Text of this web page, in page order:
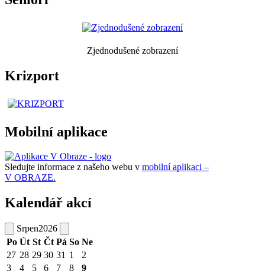
Zjednodušené zobrazení
Krizport
Mobilní aplikace
Sledujte informace z našeho webu v mobilní aplikaci –
V OBRAZE.
Kalendář akcí
Srpen2026
Po Út St Čt Pá So Ne
27 28 29 30 31 1
2
3
4 5 6 7 8
9